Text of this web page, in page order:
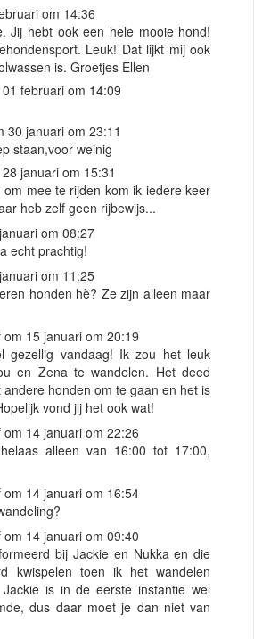
om 14:36
Jij hebt ook een hele mooie hond!
Leuk! Dat lijkt mij ook
is. Groetjes Ellen
februari om 14:09
30 januari om 23:11
staan,voor weinig
januari om 15:31
mee te rijden kom ik iedere keer
heb zelf geen rijbewijs...
om 08:27
echt prachtig!
om 11:25
honden hè? Ze zijn alleen maar
om 15 januari om 20:19
gezellig vandaag! Ik zou het leuk
en Zena te wandelen. Het deed
honden om te gaan en het is
vond jij het ook wat!
om 14 januari om 22:26
alleen van 16:00 tot 17:00,
om 14 januari om 16:54
om 14 januari om 09:40
bij Jackie en Nukka en die
kwispelen toen ik het wandelen
is in de eerste instantie wel
dus daar moet je dan niet van